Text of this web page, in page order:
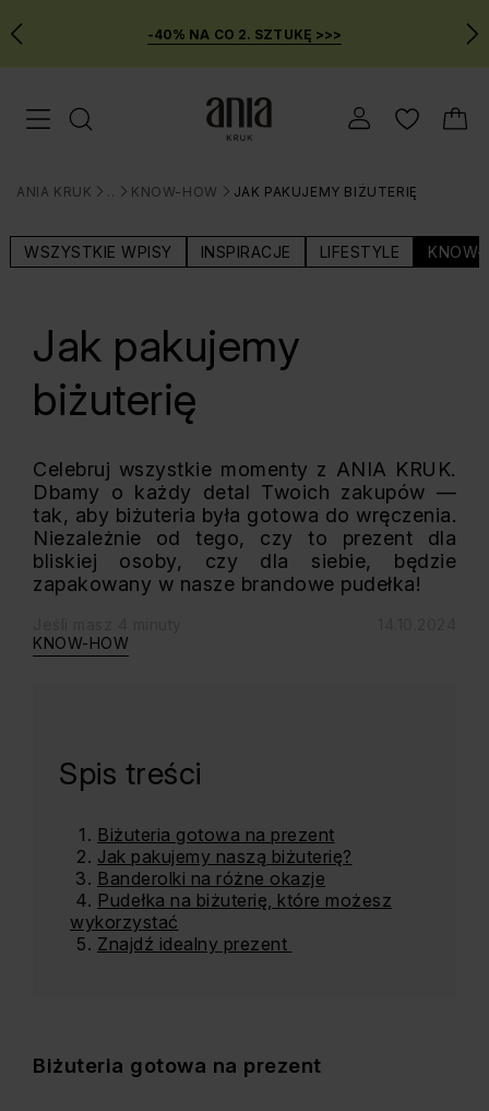
Przejdź
do
MENU
-40% NA CO 2. SZTUKĘ >>>
Menu mobilne
ANIA KRUK
>
BLOG
>
KNOW-HOW
>
JAK PAKUJEMY BIŻUTERIĘ
WSZYSTKIE WPISY INSPIRACJE LIFESTYLE KNOW-
Jak pakujemy
biżuterię
Celebruj wszystkie momenty z ANIA KRUK.
Dbamy o każdy detal Twoich zakupów —
tak, aby biżuteria była gotowa do wręczenia.
Niezależnie od tego, czy to prezent dla
bliskiej osoby, czy dla siebie, będzie
zapakowany w nasze brandowe pudełka!
KNOW-HOW
Spis treści
Biżuteria gotowa na prezent
Jak pakujemy naszą biżuterię?
Banderolki na różne okazje
Pudełka na biżuterię, które możesz
wykorzystać
Znajdź idealny prezent
Biżuteria gotowa na prezent